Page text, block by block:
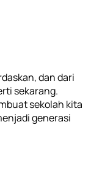
dan dari
sekarang.
sekolah kita
generasi